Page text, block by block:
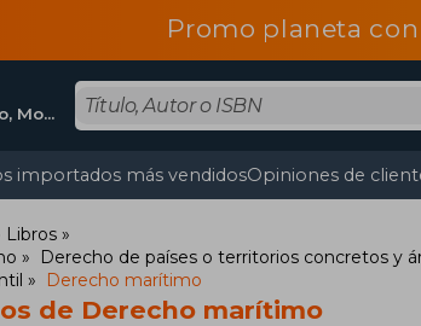
Promo planeta
Montevideo, Montevideo
importados más vendidosOpiniones de
Libros
Derecho de países o territorios concretos y
Derecho marítimo
de Derecho marítimo